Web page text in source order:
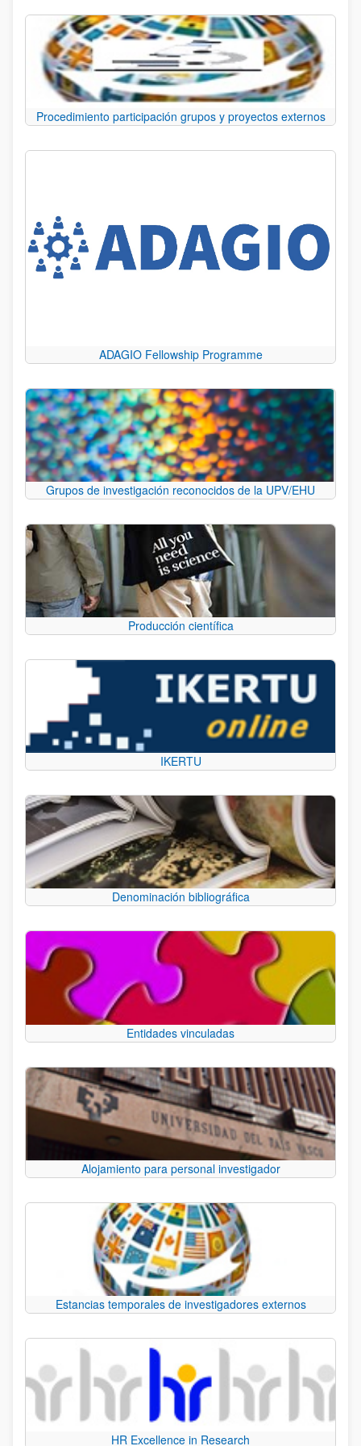
Procedimiento participación grupos y proyectos externos
ADAGIO Fellowship Programme
Grupos de investigación reconocidos de la UPV/EHU
Producción científica
IKERTU
Denominación bibliográfica
Entidades vinculadas
Alojamiento para personal investigador
Estancias temporales de investigadores externos
HR Excellence in Research